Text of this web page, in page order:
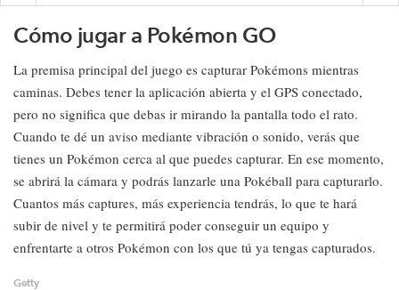
Cómo jugar a Pokémon GO
La premisa principal del juego es capturar Pokémons mientras
caminas. Debes tener la aplicación abierta y el GPS conectado,
pero no significa que debas ir mirando la pantalla todo el rato.
Cuando te dé un aviso mediante vibración o sonido, verás que
tienes un Pokémon cerca al que puedes capturar. En ese momento,
se abrirá la cámara y podrás lanzarle una Pokéball para capturarlo.
Cuantos más captures, más experiencia tendrás, lo que te hará
subir de nivel y te permitirá poder conseguir un equipo y
enfrentarte a otros Pokémon con los que tú ya tengas capturados.
Getty